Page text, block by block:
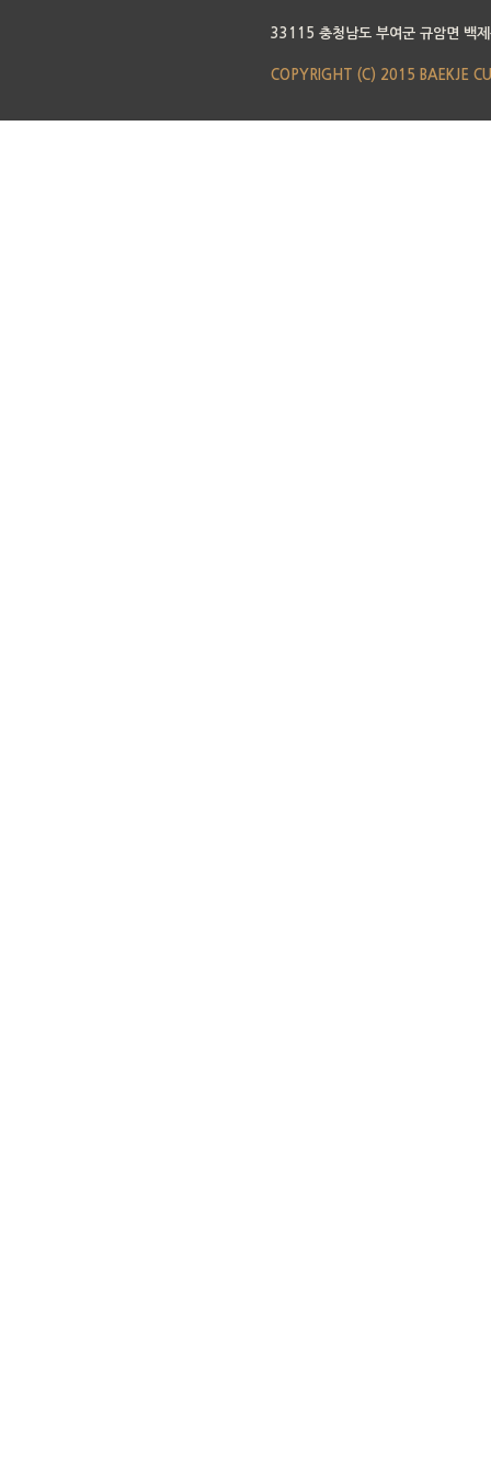
33115 충청남도 부여군 규암면 백
COPYRIGHT (C) 2015 BAEKJE